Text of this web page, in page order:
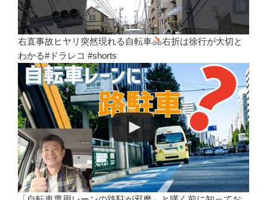
右直事故ヒヤリ突然現れる自転車
右折は徐行が大切と
わかる#ドラレコ #shorts